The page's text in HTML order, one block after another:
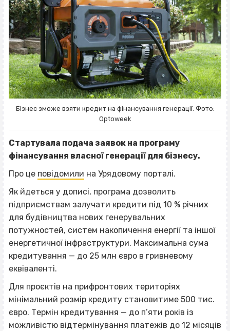
Бізнес зможе взяти кредит на фінансування генерації. Фото:
Optoweek
Стартувала подача заявок на програму
фінансування власної генерації для бізнесу.
Про це повідомили на Урядовому порталі.
Як йдеться у дописі, програма дозволить
підприємствам залучати кредити під 10 % річних
для будівництва нових генерувальних
потужностей, систем накопичення енергії та іншої
енергетичної інфраструктури. Максимальна сума
кредитування — до 25 млн євро в гривневому
еквіваленті.
Для проєктів на прифронтових територіях
мінімальний розмір кредиту становитиме 500 тис.
євро. Термін кредитування — до п’яти років із
можливістю відтермінування платежів до 12 місяців